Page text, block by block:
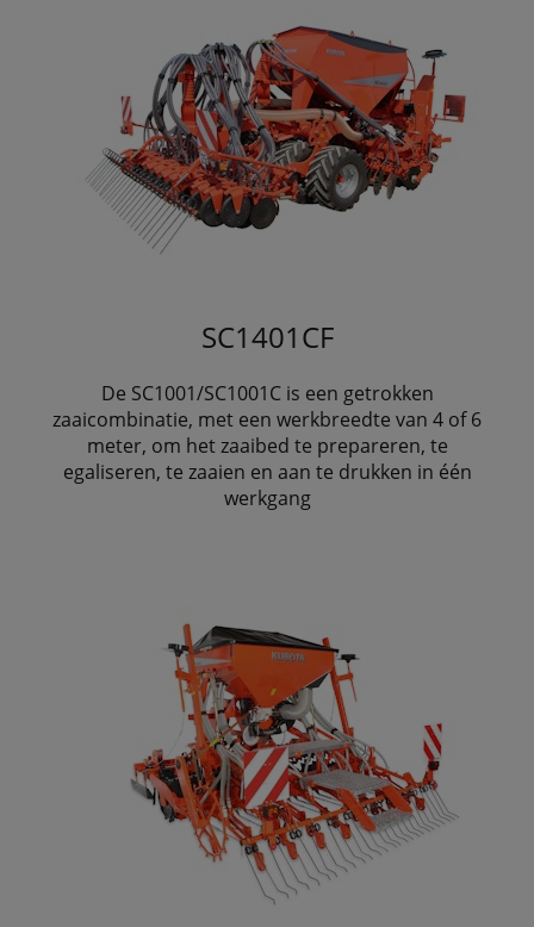
SC1401CF
De SC1001/SC1001C is een getrokken
zaaicombinatie, met een werkbreedte van 4 of 6
meter, om het zaaibed te prepareren, te
egaliseren, te zaaien en aan te drukken in één
werkgang